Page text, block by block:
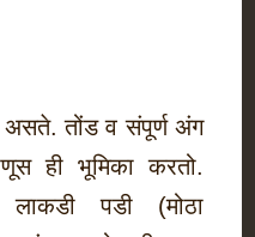
तोंड व संपूर्ण अंग
ही भूमिका करतो.
पडी (मोठा